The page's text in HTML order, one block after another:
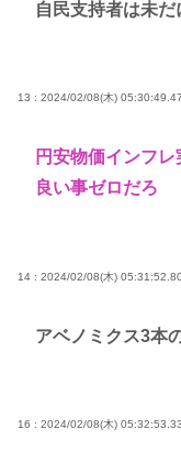
自民支持者は未
13 : 2024/02/08(木) 05:30:49.47
円安物価インフ
良い事ゼロだろ
14 : 2024/02/08(木)
アベノミクス3本
16 : 2024/02/08(木) 05:32:53.33